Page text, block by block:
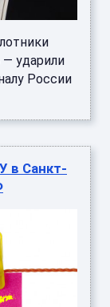
— ударили
России
в Санкт-